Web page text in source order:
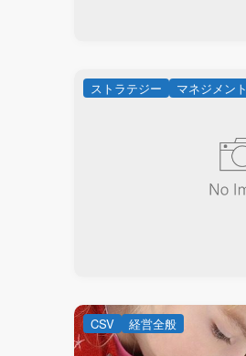
ストラテジー マネジメント
CSV 経営全般